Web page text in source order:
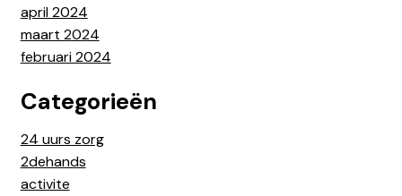
april 2024
maart 2024
februari 2024
Categorieën
24 uurs zorg
2dehands
activite